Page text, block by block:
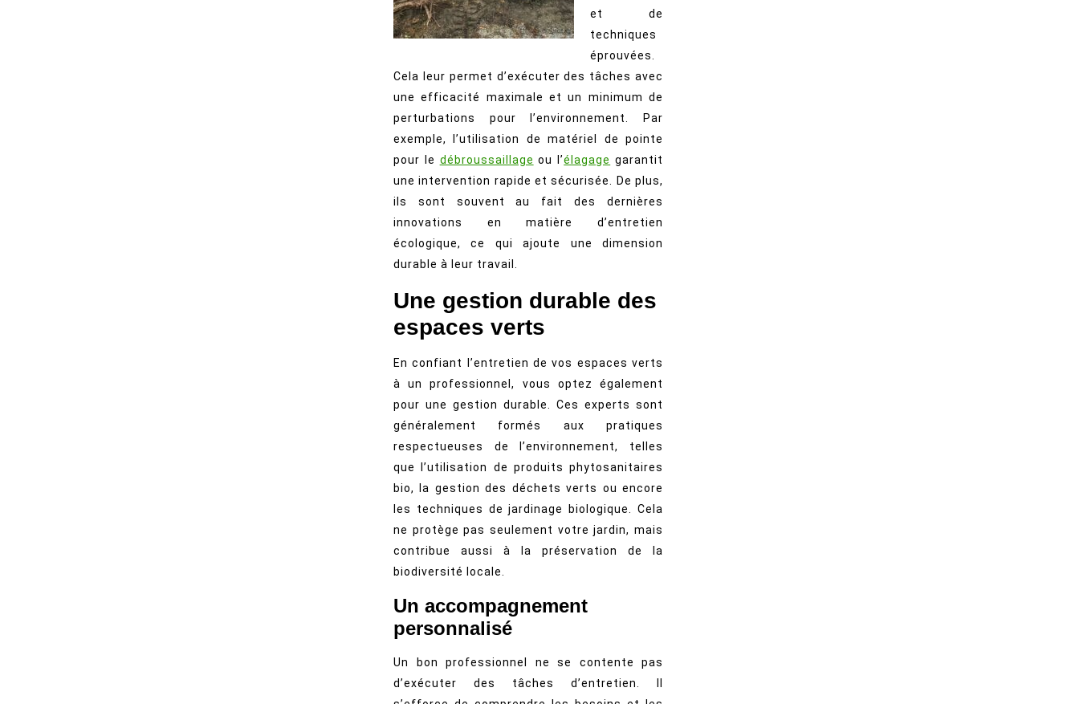
et de
techniques
éprouvées.
Cela leur permet d’exécuter des tâches avec
une efficacité maximale et un minimum de
perturbations pour l’environnement. Par
exemple, l’utilisation de matériel de pointe
pour le débroussaillage ou l’élagage garantit
une intervention rapide et sécurisée. De plus,
ils sont souvent au fait des dernières
innovations en matière d’entretien
écologique, ce qui ajoute une dimension
durable à leur travail.
Une gestion durable des
espaces verts
En confiant l’entretien de vos espaces verts
à un professionnel, vous optez également
pour une gestion durable. Ces experts sont
généralement formés aux pratiques
respectueuses de l’environnement, telles
que l’utilisation de produits phytosanitaires
bio, la gestion des déchets verts ou encore
les techniques de jardinage biologique. Cela
ne protège pas seulement votre jardin, mais
contribue aussi à la préservation de la
biodiversité locale.
Un accompagnement
personnalisé
Un bon professionnel ne se contente pas
d’exécuter des tâches d’entretien. Il